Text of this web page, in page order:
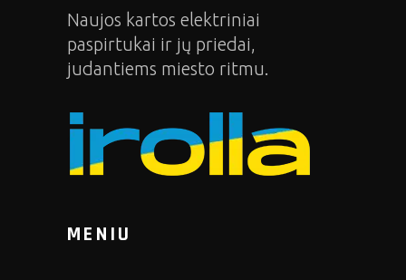
Naujos kartos elektriniai
paspirtukai ir jų priedai,
judantiems miesto ritmu.
MENIU